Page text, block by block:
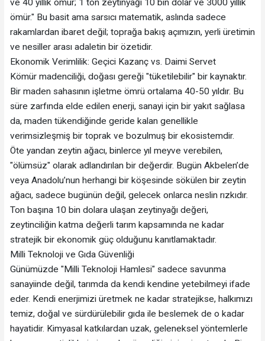
ve 40 yıllık ömür; 1 ton zeytinyağı 10 bin dolar ve 3000 yıllık
ömür." Bu basit ama sarsıcı matematik, aslında sadece
rakamlardan ibaret değil; toprağa bakış açımızın, yerli üretimin
ve nesiller arası adaletin bir özetidir.
​Ekonomik Verimlilik: Geçici Kazanç vs. Daimi Servet
​Kömür madenciliği, doğası gereği "tüketilebilir" bir kaynaktır.
Bir maden sahasının işletme ömrü ortalama 40-50 yıldır. Bu
süre zarfında elde edilen enerji, sanayi için bir yakıt sağlasa
da, maden tükendiğinde geride kalan genellikle
verimsizleşmiş bir toprak ve bozulmuş bir ekosistemdir.
​Öte yandan zeytin ağacı, binlerce yıl meyve verebilen,
"ölümsüz" olarak adlandırılan bir değerdir. Bugün Akbelen’de
veya Anadolu’nun herhangi bir köşesinde sökülen bir zeytin
ağacı, sadece bugünün değil, gelecek onlarca neslin rızkıdır.
Ton başına 10 bin dolara ulaşan zeytinyağı değeri,
zeytinciliğin katma değerli tarım kapsamında ne kadar
stratejik bir ekonomik güç olduğunu kanıtlamaktadır.
​Milli Teknoloji ve Gıda Güvenliği
​Günümüzde "Milli Teknoloji Hamlesi" sadece savunma
sanayiinde değil, tarımda da kendi kendine yetebilmeyi ifade
eder. Kendi enerjimizi üretmek ne kadar stratejikse, halkımızı
temiz, doğal ve sürdürülebilir gıda ile beslemek de o kadar
hayatidir. Kimyasal katkılardan uzak, geleneksel yöntemlerle